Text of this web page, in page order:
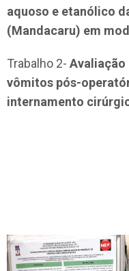
aquoso e etanólico
(Mandacaru) em
Trabalho 2- Avaliação
vômitos pós-
internamento